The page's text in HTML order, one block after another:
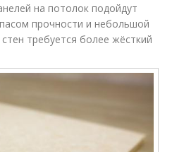
на потолок подойдут
прочности и небольшой
требуется более жёсткий